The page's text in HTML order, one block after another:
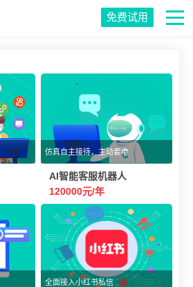
免费试用
仿真自主接待，主动套电
AI智能客服机器人
120000元/年
全面接入小红书私信